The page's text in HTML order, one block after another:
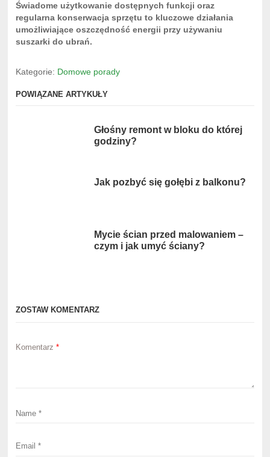
Świadome użytkowanie dostępnych funkcji oraz
regularna konserwacja sprzętu to kluczowe działania
umożliwiające oszczędność energii przy używaniu
suszarki do ubrań.
Kategorie: Domowe porady
POWIĄZANE ARTYKUŁY
Głośny remont w bloku do której
godziny?
Jak pozbyć się gołębi z balkonu?
Mycie ścian przed malowaniem –
czym i jak umyć ściany?
ZOSTAW KOMENTARZ
Komentarz*